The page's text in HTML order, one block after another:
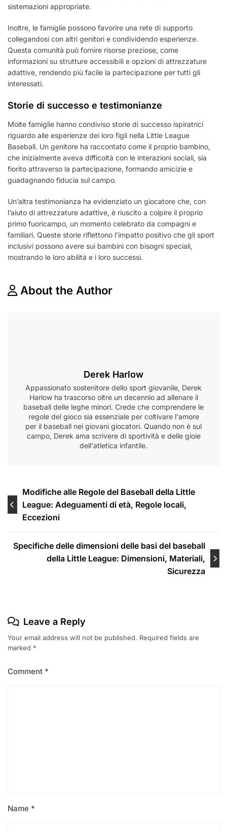
sistemazioni appropriate.
Inoltre, le famiglie possono favorire una rete di supporto
collegandosi con altri genitori e condividendo esperienze.
Questa comunità può fornire risorse preziose, come
informazioni su strutture accessibili e opzioni di attrezzature
adattive, rendendo più facile la partecipazione per tutti gli
interessati.
Storie di successo e testimonianze
Molte famiglie hanno condiviso storie di successo ispiratrici
riguardo alle esperienze dei loro figli nella Little League
Baseball. Un genitore ha raccontato come il proprio bambino,
che inizialmente aveva difficoltà con le interazioni sociali, sia
fiorito attraverso la partecipazione, formando amicizie e
guadagnando fiducia sul campo.
Un’altra testimonianza ha evidenziato un giocatore che, con
l’aiuto di attrezzature adattive, è riuscito a colpire il proprio
primo fuoricampo, un momento celebrato da compagni e
familiari. Queste storie riflettono l’impatto positivo che gli sport
inclusivi possono avere sui bambini con bisogni speciali,
mostrando le loro abilità e i loro successi.
About the Author
Derek Harlow
Appassionato sostenitore dello sport giovanile, Derek
Harlow ha trascorso oltre un decennio ad allenare il
baseball delle leghe minori. Crede che comprendere le
regole del gioco sia essenziale per coltivare l'amore
per il baseball nei giovani giocatori. Quando non è sul
campo, Derek ama scrivere di sportività e delle gioie
dell'atletica infantile.
Post
navigation
Modifiche alle Regole del Baseball della Little
League: Adeguamenti di età, Regole locali,
Eccezioni
Specifiche delle dimensioni delle basi del baseball
della Little League: Dimensioni, Materiali,
Sicurezza
Leave a Reply
Your email address will not be published. Required fields are
marked *
Comment *
Name *